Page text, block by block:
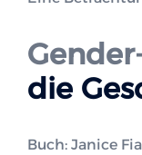
die
Buch: Janice